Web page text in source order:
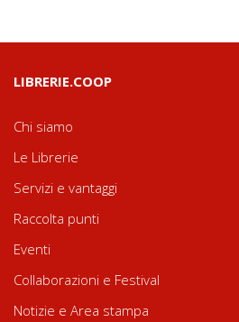
LIBRERIE.COOP
Chi siamo
Le Librerie
Servizi e vantaggi
Raccolta punti
Eventi
Collaborazioni e Festival
Notizie e Area stampa